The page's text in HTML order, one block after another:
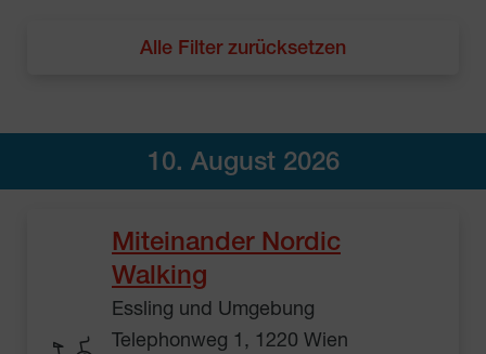
Alle Filter zurücksetzen
10. August 2026
Miteinander Nordic
Walking
Essling und Umgebung
Telephonweg 1, 1220 Wien